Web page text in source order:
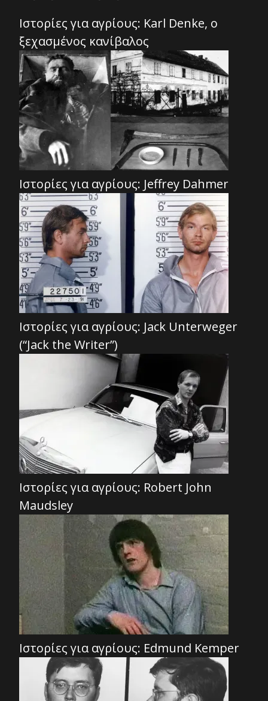
Ιστορίες για αγρίους: Karl Denke, ο
ξεχασμένος κανίβαλος
Ιστορίες για αγρίους: Jeffrey Dahmer
Ιστορίες για αγρίους: Jack Unterweger
(“Jack the Writer”)
Ιστορίες για αγρίους: Robert John
Maudsley
Ιστορίες για αγρίους: Edmund Kemper